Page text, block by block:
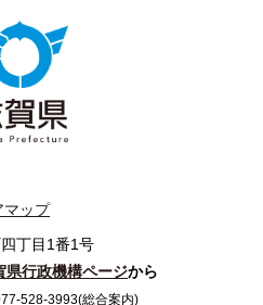
マップ
丁目1番1号
県行政機構ページから
528-3993(総合案内)